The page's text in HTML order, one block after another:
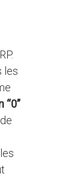
les
“0”